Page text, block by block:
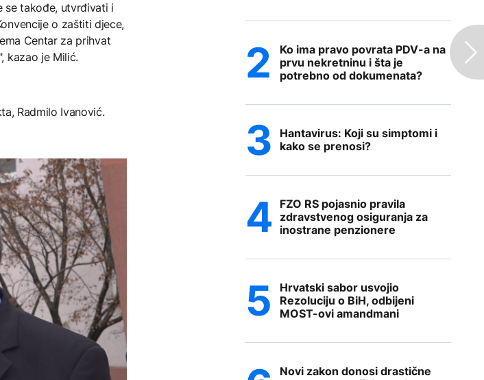
se takođe, utvrđivati i
o zaštiti djece,
Centar za prihvat
kazao je Milić.
Radmilo Ivanović.
Ko ima pravo povrata PDV-a na
prvu nekretninu i šta je
potrebno od dokumenata?
Hantavirus: Koji su simptomi i
kako se prenosi?
FZO RS pojasnio pravila
zdravstvenog osiguranja za
inostrane penzionere
Hrvatski sabor usvojio
Rezoluciju o BiH, odbijeni
MOST-ovi amandmani
Novi zakon donosi drastične